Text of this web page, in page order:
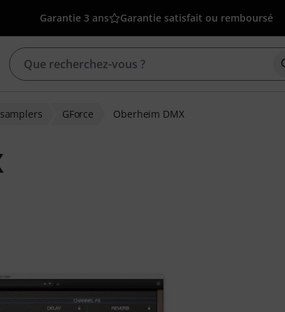
Garantie 3 ans Garantie satisfait ou remboursé
GForce Oberheim DMX
clients